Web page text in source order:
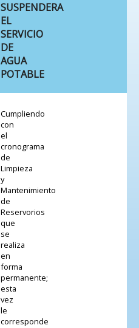
SUSPENDERA
EL
SERVICIO
DE
AGUA
POTABLE
Cumpliendo
con
el
cronograma
de
Limpieza
y
Mantenimiento
de
Reservorios
que
se
realiza
en
forma
permanente;
esta
vez
le
corresponde